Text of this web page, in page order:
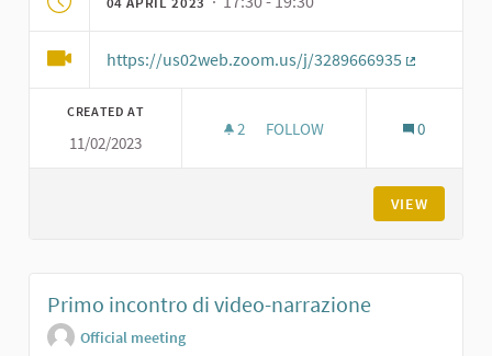
https://us02web.zoom.us/j/3289666935
CREATED AT
11/02/2023
2 2 FOLLOWERS
FOLLOW 0
VIEW
Primo incontro di video-narrazione
Official meeting